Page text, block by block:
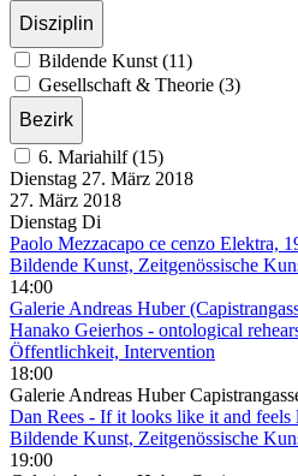
Disziplin
Bildende Kunst (11)
Gesellschaft & Theorie (3)
Bezirk
6. Mariahilf (15)
Dienstag 27. März 2018
27. März 2018
Dienstag Di
Paolo Mezzacapo ce cenzo Elektra,
Bildende Kunst, Zeitgenössische
14:00
Galerie Andreas Huber
Hanako Geierhos - ontological
Öffentlichkeit, Intervention
18:00
Galerie Andreas Huber
Dan Rees - If it looks like it and feels
Bildende Kunst, Zeitgenössische
19:00